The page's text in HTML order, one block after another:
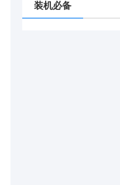
装机必备